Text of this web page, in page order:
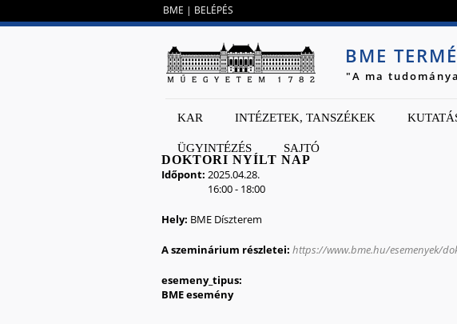
BME | BELÉPÉS
BME
"A ma
KAR INTÉZETEK, TANSZÉKEK
ÜGYINTÉZÉS SAJTÓ
DOKTORI NYÍLT NAP
Időpont: 2025.04.28.
16:00- 18:00
Hely: BME Díszterem
A szeminárium részletei: https://www.bme.hu/esemenyek/
esemeny_tipus:
BME esemény